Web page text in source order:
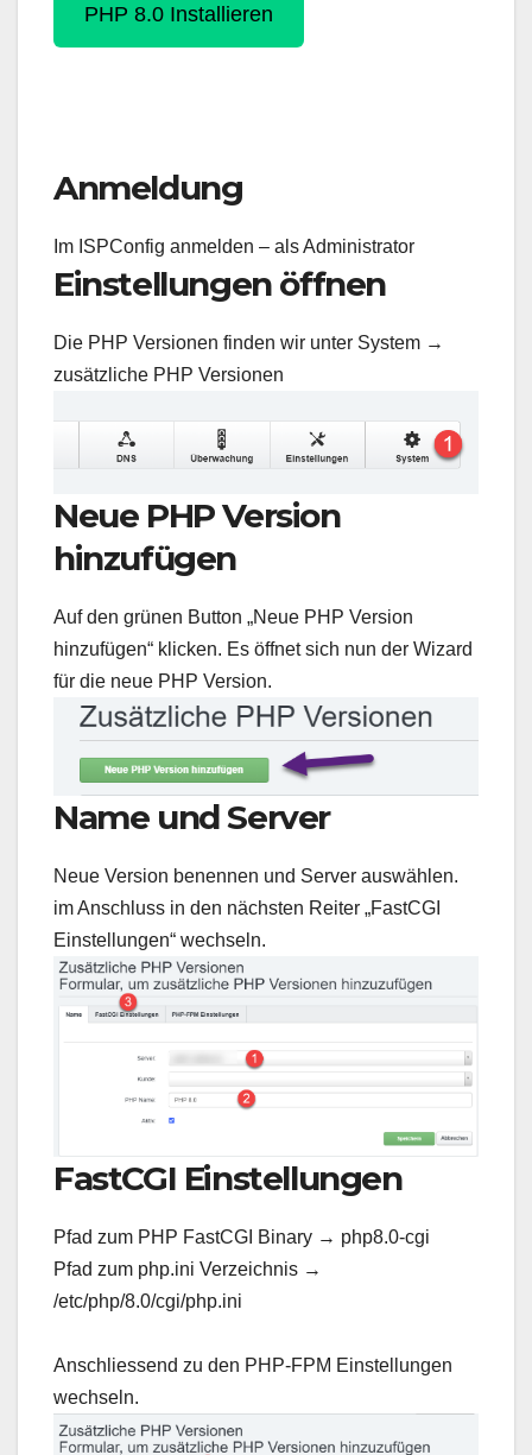
PHP 8.0 Installieren
Anmeldung
Im ISPConfig anmelden – als Administrator
Einstellungen öffnen
Die PHP Versionen finden wir unter System →
zusätzliche PHP Versionen
Neue PHP Version
hinzufügen
Auf den grünen Button „Neue PHP Version
hinzufügen“ klicken. Es öffnet sich nun der Wizard
für die neue PHP Version.
Name und Server
Neue Version benennen und Server auswählen.
im Anschluss in den nächsten Reiter „FastCGI
Einstellungen“ wechseln.
FastCGI Einstellungen
Pfad zum PHP FastCGI Binary → php8.0-cgi
Pfad zum php.ini Verzeichnis →
/etc/php/8.0/cgi/php.ini
Anschliessend zu den PHP-FPM Einstellungen
wechseln.